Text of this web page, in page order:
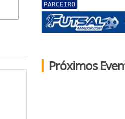
PARCEIRO
Próximos